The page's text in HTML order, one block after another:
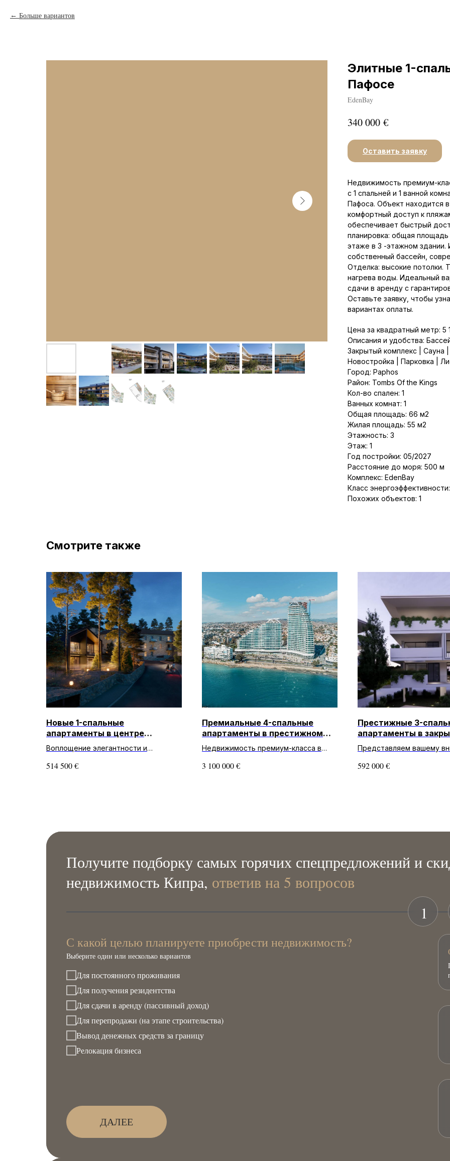
Больше вариантов
Элитные 1-
Пафосе
EdenBay
340 000 €
Оставить заявку
Недвижимость премиум-
с 1 спальней и 1 ванной
Пафоса. Объект находится
комфортный доступ к
обеспечивает быстрый
планировка: общая
этаже в 3 -этажном здании.
собственный бассейн,
Отделка: высокие потолки.
нагрева воды. Идеальный
сдачи в аренду с
Оставьте заявку, чтобы
вариантах оплаты.
Цена за квадратный метр: 5
Описания и удобства:
Закрытый комплекс | Сауна
Новостройка | Парковка |
Город: Paphos
Район: Tombs Of the Kings
Кол-во спален: 1
Ванных комнат: 1
Общая площадь: 66 м2
Жилая площадь: 55 м2
Этажность: 3
Этаж: 1
Год постройки: 05/2027
Расстояние до моря: 500 м
Комплекс: EdenBay
Класс
Похожих объектов: 1
Смотрите также
Новые 1-спальные
апартаменты в центре
Лимассола
Воплощение элегантности и
Роскошные апартаменты с 1 спальней
514 500€
Премиальные 4-спальные
апартаменты в престижном
районе Лимассола
Недвижимость премиум-класса в
апартаменты с 4 спальнями в
3 100 000€
Престижные 3-
апартаменты в
комплексе в Пафосе
Представляем вашему
Роскошные апартаменты
592 000€
Получите подборку самых горячих спецпредложений и
недвижимость Кипра, ответив на 5 вопросов
С какой целью планируете приобрести недвижимость?
Выберите один или несколько вариантов
1
Для постоянного проживания
Для получения резидентства
Для сдачи в аренду (пассивный доход)
Для перепродажи (на этапе строительства)
Вывод денежных средств за границу
Релокация бизнеса
ДАЛЕЕ